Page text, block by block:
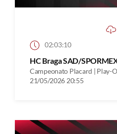
02:03:10
HC Braga SAD/
Campeonato Placard | Play-
21/05/2026 20:55